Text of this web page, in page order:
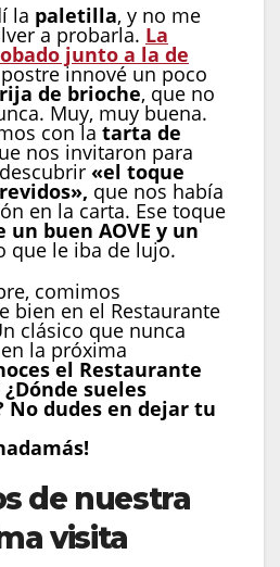
la paletilla, y no me
a probarla. La
junto a la de
innové un poco
de brioche, que no
Muy, muy buena.
con la tarta de
nos invitaron para
«el toque
que nos había
en la carta. Ese toque
buen AOVE y un
que le iba de lujo.
comimos
bien en el Restaurante
clásico que nunca
la próxima
el Restaurante
sueles
No dudes en dejar tu
de nuestra
visita